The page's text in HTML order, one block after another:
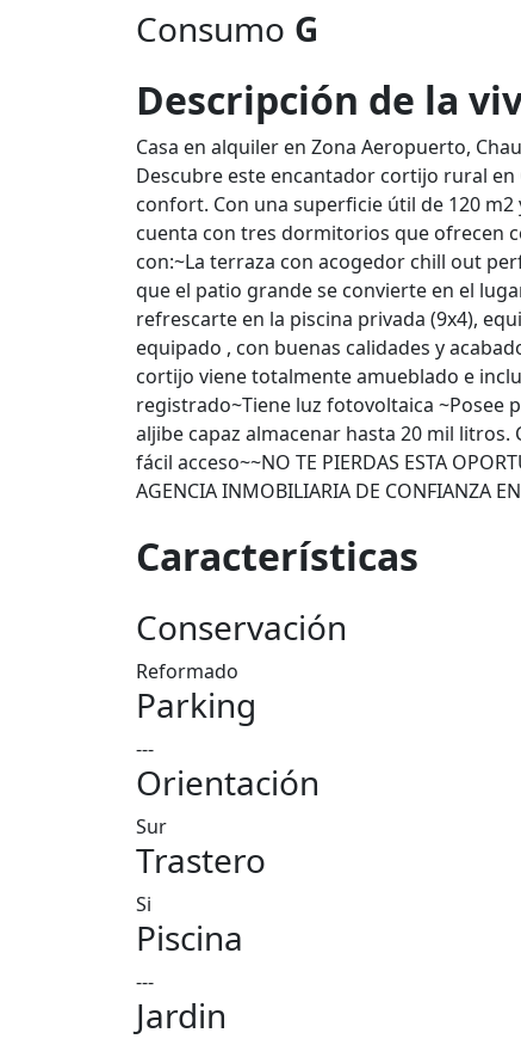
Consumo G
Descripción de la
Casa en alquiler en Zona Aeropuerto,
Descubre este encantador cortijo rural
confort. Con una superficie útil de 120
cuenta con tres dormitorios que ofrecen
con:~La terraza con acogedor chill out
que el patio grande se convierte en el
refrescarte en la piscina privada (9x4),
equipado , con buenas calidades y
cortijo viene totalmente amueblado e
registrado~Tiene luz fotovoltaica ~Posee
aljibe capaz almacenar hasta 20 mil
fácil acceso~~NO TE PIERDAS ESTA
AGENCIA INMOBILIARIA DE CONFIANZA
Características
Conservación
Reformado
Parking
---
Orientación
Sur
Trastero
Si
Piscina
---
Jardin